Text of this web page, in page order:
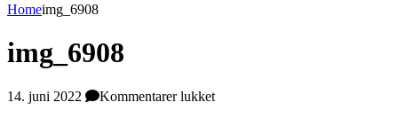
Homeimg_6908
img_6908
14. juni 2022 Kommentarer lukkettil